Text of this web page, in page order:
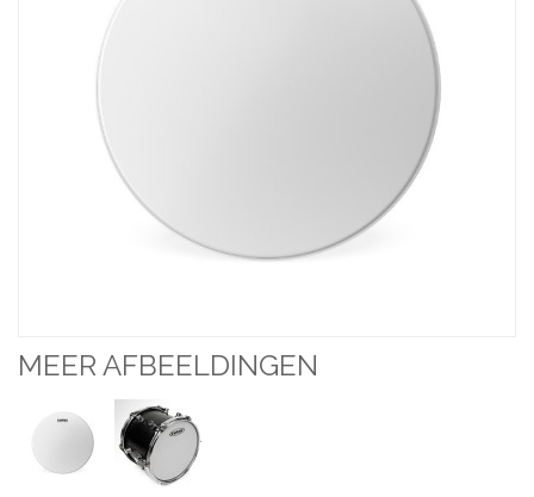
MEER AFBEELDINGEN